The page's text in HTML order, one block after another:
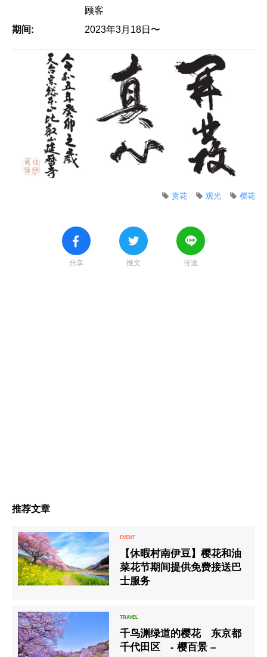
顾客
期间:
2023年3月18日〜
樱花
观光
赏花
分享 推文 传送
推荐文章
【休暇村南伊豆】樱花和油
菜花节期间提供免费接送巴
士服务
千鸟渊绿道的樱花 东京都
千代田区 - 樱百景 –